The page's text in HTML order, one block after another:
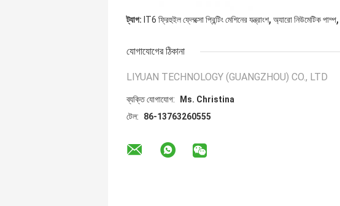
ট্যাগ: IT6 ফ্রিহুইল ফ্লেক্সো প্রিন্টিং মেশিনের যন্ত্রাংশ, অ্যারো নিউমেটিক পাম্প,
যোগাযোগের ঠিকানা
LIYUAN TECHNOLOGY (GUANGZHOU) CO., LTD
ব্যক্তি যোগাযোগ:
Ms. Christina
টেল:
86-13763260555